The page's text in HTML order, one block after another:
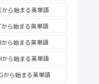
から始まる英単語
から始まる英単語
Iから始まる英単語
から始まる英単語
から始まる英単語